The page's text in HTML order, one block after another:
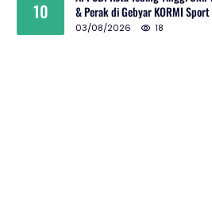
10
& Perak di Gebyar KORMI
Budaya Sumut
03/08/2026 18